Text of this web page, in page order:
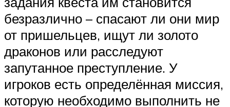
безразлично – спасают ли они мир
от пришельцев, ищут ли золото
драконов или расследуют
запутанное преступление. У
игроков есть определённая миссия,
которую необходимо выполнить не